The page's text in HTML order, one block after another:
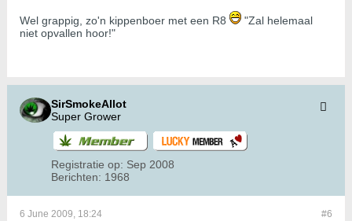
Wel grappig, zo'n kippenboer met een R8
"Zal helemaal
niet opvallen hoor!"
SirSmokeAllot
Super Grower
Registratie op: Sep 2008
Berichten: 1968
#6
6 June 2009, 18:24